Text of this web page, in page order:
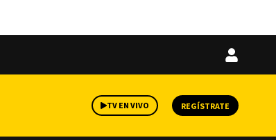
Iniciar
TV EN VIVO REGÍSTRATE